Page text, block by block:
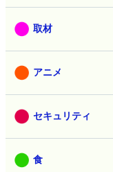
取材
アニメ
セキュリティ
食